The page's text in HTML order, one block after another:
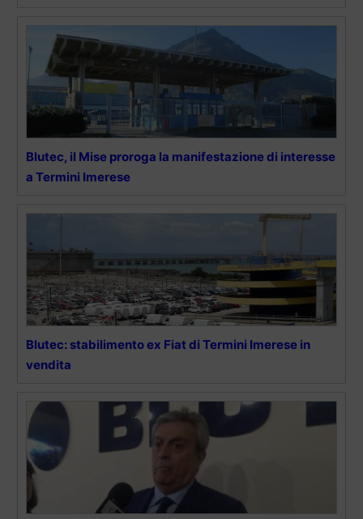
Blutec, il Mise proroga la manifestazione di interesse
a Termini Imerese
Blutec: stabilimento ex Fiat di Termini Imerese in
vendita